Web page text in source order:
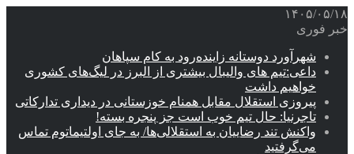
۱۴۰۵/۰۵/۱۸
خبر فوری
شهرآورد دوستانه زاینده‌رود به کام سپاهان
داعی:تیم های والیبال بیشتری از البرز در لیگ‌های کشوری
خواهیم داشت
پیروزی استقلال مقابل همنام خوزستانی در دیداری تدارکاتی
تاجرنیا: حال تیم خوب است جز پنجره بسته!
واکنش تند رضاییان به استقلالی‌ها/ به جای اولتیماتوم تماس
می‌گرفتید